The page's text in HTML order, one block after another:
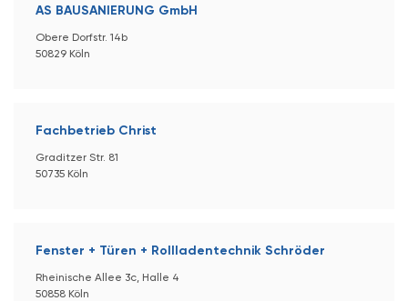
AS BAUSANIERUNG GmbH
Obere Dorfstr. 14b
50829 Köln
Fachbetrieb Christ
Graditzer Str. 81
50735 Köln
Fenster + Türen + Rollladentechnik Schröder
Rheinische Allee 3c, Halle 4
50858 Köln